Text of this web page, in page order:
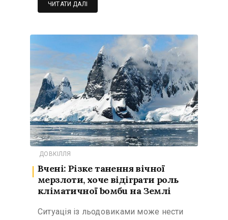
ЧИТАТИ ДАЛІ
ДОВКІЛЛЯ
Вчені: Різке танення вічної
мерзлоти, хоче відіграти роль
кліматичної boмбu на Землі
Ситуація із льодовиками може нести